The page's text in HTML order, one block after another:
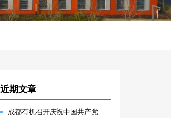
近期文章
成都有机召开庆祝中国共产党成立105周年表彰大会